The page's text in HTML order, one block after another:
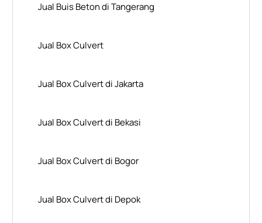
Jual Buis Beton di Tangerang
Jual Box Culvert
Jual Box Culvert di Jakarta
Jual Box Culvert di Bekasi
Jual Box Culvert di Bogor
Jual Box Culvert di Depok